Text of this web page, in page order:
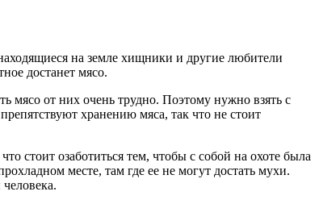
на земле хищники и другие любители
достанет мясо.
мясо от них очень трудно. Поэтому нужно взять с
хранению мяса, так что не стоит
стоит озаботиться тем, чтобы с собой на охоте была
месте, там где ее не могут достать мухи.